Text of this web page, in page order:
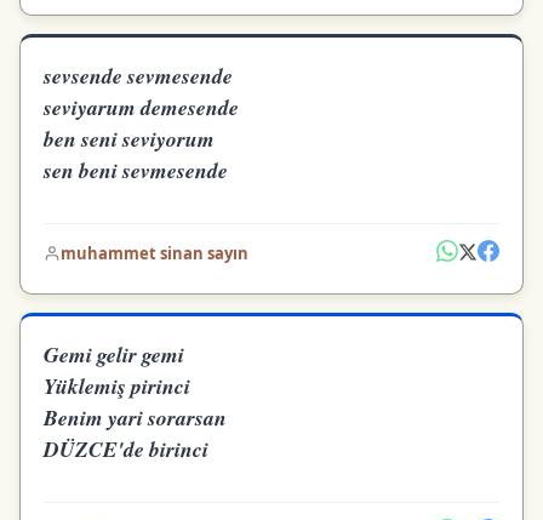
sevsende sevmesende
seviyarum demesende
ben seni seviyorum
sen beni sevmesende
muhammet sinan sayın
Gemi gelir gemi
Yüklemiş pirinci
Benim yari sorarsan
DÜZCE'de birinci